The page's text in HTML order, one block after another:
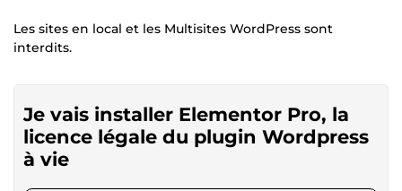
Les sites en local et les Multisites WordPress sont
interdits.
Je vais installer Elementor Pro, la
licence légale du plugin Wordpress
à vie